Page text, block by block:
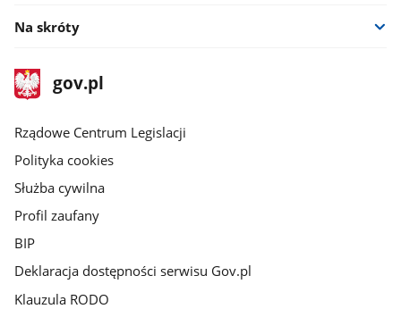
Na skróty
stopka
gov.plStrona
gov.pl
Rządowe Centrum Legislacji
Polityka cookies
Służba cywilna
Profil zaufany
BIP
Deklaracja dostępności serwisu Gov.pl
Klauzula RODO